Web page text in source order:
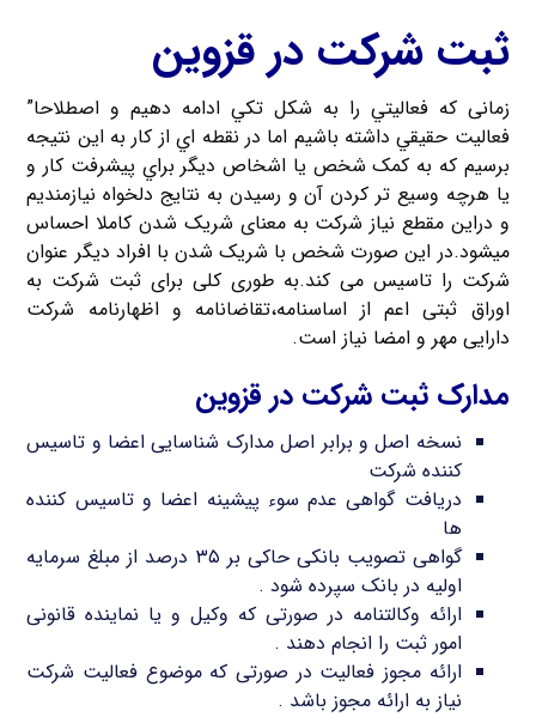
ثبت شرکت در قزوین
زمانی که فعاليتي را به شکل تکي ادامه دهيم و اصطلاحا”
فعاليت حقيقي داشته باشيم اما در نقطه اي از کار به اين نتيجه
برسيم که به کمک شخص يا اشخاص ديگر براي پيشرفت کار و
يا هرچه وسیع تر کردن آن و رسيدن به نتايج دلخواه نيازمنديم
و دراین مقطع نیاز شرکت به معنای شریک شدن کاملا احساس
میشود.در این صورت شخص با شریک شدن با افراد دیگر عنوان
شرکت را تاسیس می کند.به طوری کلی برای ثبت شرکت به
اوراق ثبتی اعم از اساسنامه،تقاضانامه و اظهارنامه شرکت
دارایی مهر و امضا نیاز است.
مدارک ثبت شرکت در قزوین
نسخه اصل و برابر اصل مدارک شناسایی اعضا و تاسیس
کننده شرکت
دریافت گواهی عدم سوء پیشینه اعضا و تاسیس کننده
ها
گواهی تصویب بانکی حاکی بر ۳۵ درصد از مبلغ سرمایه
اولیه در بانک سپرده شود .
ارائه وکالتنامه در صورتی که وکیل و یا نماینده قانونی
امور ثبت را انجام دهند .
ارائه مجوز فعالیت در صورتی که موضوع فعالیت شرکت
نیاز به ارائه مجوز باشد .